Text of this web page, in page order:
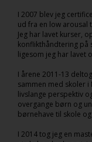
I 2007 blev jeg
ud fra en low arousal
Jeg har lavet kurser,
konflikthåndtering på
ligesom jeg har lavet
I årene 2011-13
sammen med skoler
livslange perspektiv
overgange børn og
børnehave til skole
I 2014 tog jeg en